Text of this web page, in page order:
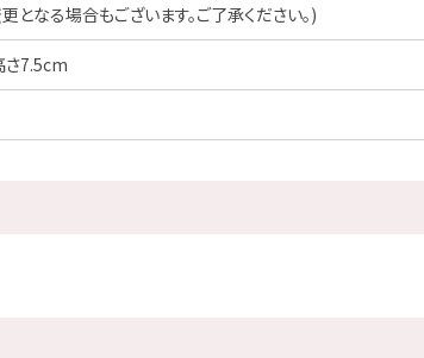
なる場合もございます。ご了承ください。)
7.5cm